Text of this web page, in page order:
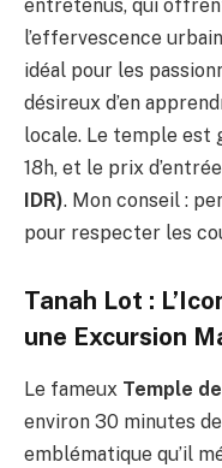
entretenus, qui
l’effervescence
idéal pour les
désireux d’en
locale. Le temple est
18h, et le prix
IDR). Mon conseil :
pour respecter les
Tanah Lot :
une Excursion
Le fameux Temple
environ 30 minutes
emblématique qu’il